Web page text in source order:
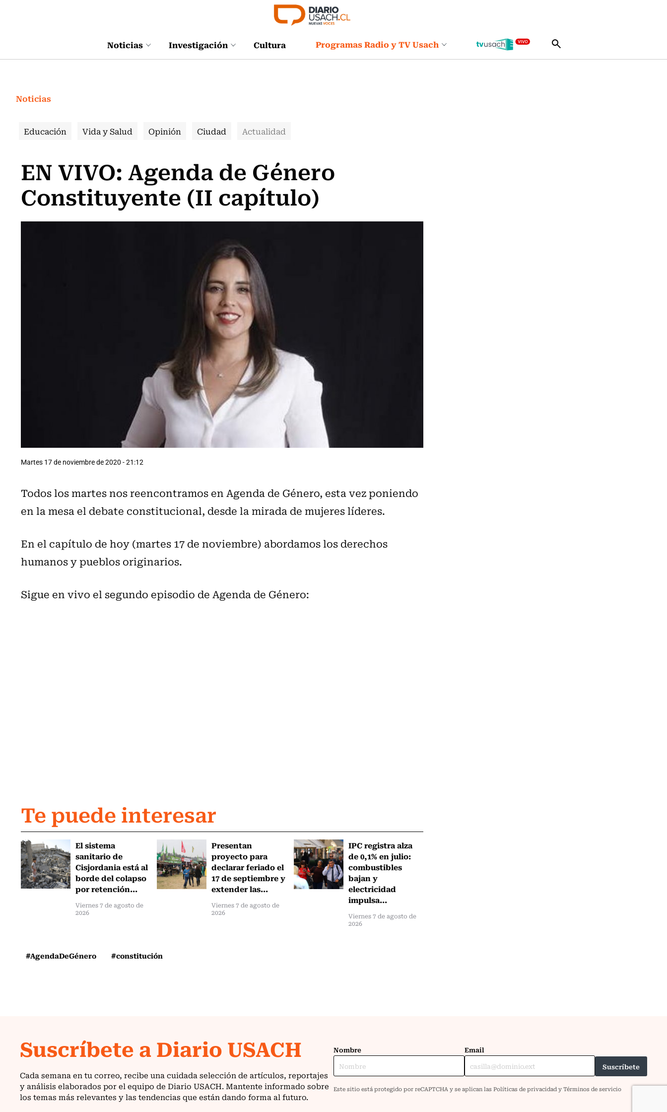
Noticias Investigación Cultura Programas Radio y TV Usach
Noticias
Educación Vida y Salud Opinión Ciudad Actualidad
EN VIVO: Agenda de Género
Constituyente (II capítulo)
Martes 17 de noviembre de 2020 - 21:12
Todos los martes nos reencontramos en Agenda de Género, esta vez poniendo
en la mesa el debate constitucional, desde la mirada de mujeres líderes.
En el capítulo de hoy (martes 17 de noviembre) abordamos los derechos
humanos y pueblos originarios.
Sigue en vivo el segundo episodio de Agenda de Género:
Te puede interesar
El sistema
sanitario de
Cisjordania está al
borde del colapso
por retención...
Viernes 7 de agosto de
2026
Presentan
proyecto para
declarar feriado el
17 de septiembre y
extender las...
Viernes 7 de agosto de
2026
IPC registra alza
de 0,1% en julio:
combustibles
bajan y
electricidad
impulsa...
Viernes 7 de agosto de
2026
#AgendaDeGénero #constitución